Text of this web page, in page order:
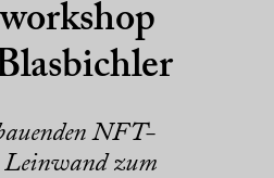
NFT-
Leinwand zum